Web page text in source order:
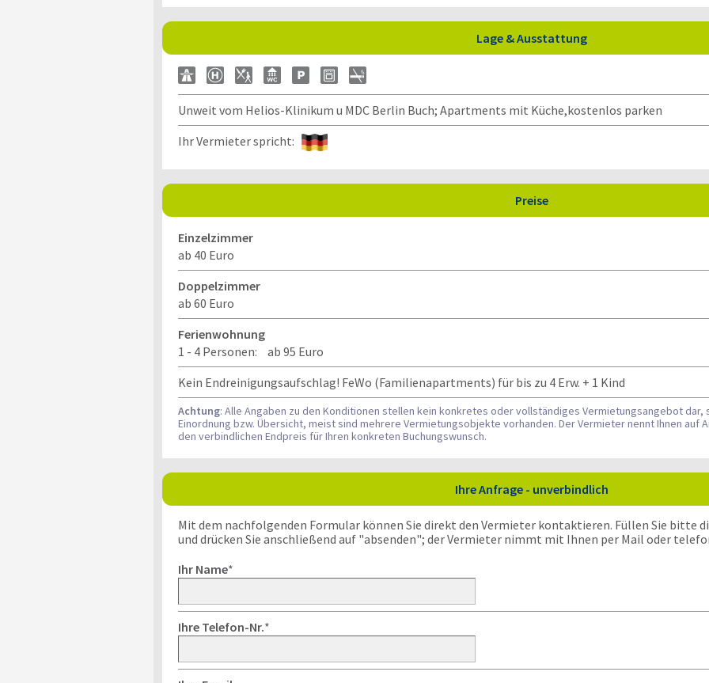
Lage & Ausstattung
Unweit vom Helios-Klinikum u MDC Berlin Buch; Apartments mit Küche,kostenlos parken
Ihr Vermieter spricht:
Preise
Einzelzimmer
ab 40 Euro
Doppelzimmer
ab 60 Euro
Ferienwohnung
1 - 4 Personen:
ab 95 Euro
Kein Endreinigungsaufschlag! FeWo (Familienapartments) für bis zu 4 Erw. + 1 Kind
Achtung: Alle Angaben zu den Konditionen stellen kein konkretes oder vollständiges Vermietungsangebot
Einordnung bzw. Übersicht, meist sind mehrere Vermietungsobjekte vorhanden. Der Vermieter nennt Ihnen auf
den verbindlichen Endpreis für Ihren konkreten Buchungswunsch.
Ihre Anfrage - unverbindlich
Mit dem nachfolgenden Formular können Sie direkt den Vermieter kontaktieren. Füllen Sie bitte
und drücken Sie anschließend auf "absenden"; der Vermieter nimmt mit Ihnen per Mail oder
Ihr Name*
Ihre Telefon-Nr.*